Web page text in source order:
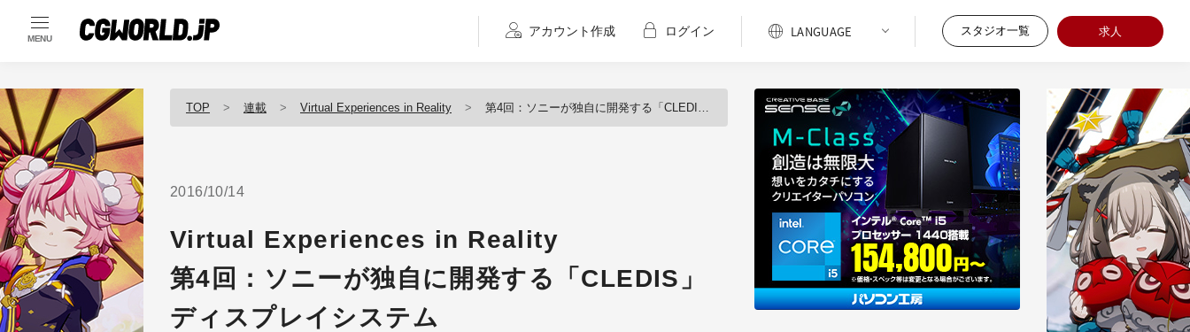
MENU
アカウント作成 ログイン スタジオ一覧 求人
TOP 連載 Virtual Experiences in Reality 第4回：ソニーが独自に開発する「CLEDIS」ディスプレイシステム
2016/10/14
Virtual Experiences in Reality
第4回：ソニーが独自に開発する「CLEDIS」
ディスプレイシステム